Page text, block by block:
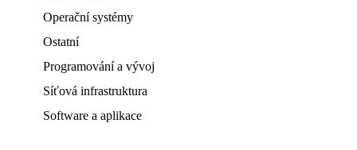
Operační systémy
Ostatní
Programování a vývoj
Síťová infrastruktura
Software a aplikace